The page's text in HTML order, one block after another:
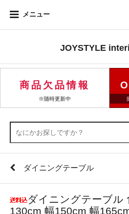
メニュー
JOYSTYLE
商品欠品情報
※随時更新中
ダイニングテーブル
ダイニングテーブル
130cm 幅150cm 幅